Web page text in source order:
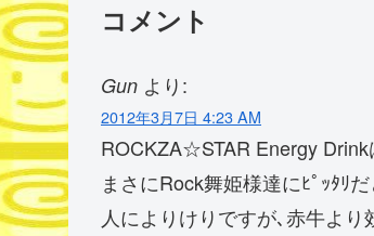
コメント
Gun より:
2012年3月7日 4:23 AM
ROCKZA☆STAR Energy Drink
まさにRock舞姫様達にﾋﾟｯﾀﾘ
人によりけりですが､赤牛よ